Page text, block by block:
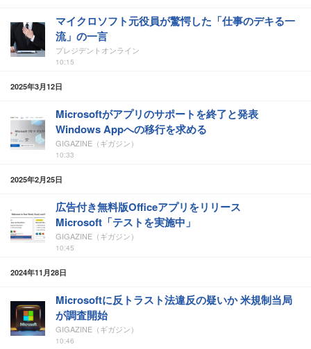
マイクロソフト元役員が驚愕した「仕事のデキる一
流」の一言
プレジデントオンライン
10:15
2025年3月12日
Microsoftがアプリのサポートを終了と発表
Windows Appへの移行を求める
GIGAZINE（ギガジン）
10:33
2025年2月25日
広告付き無料版Officeアプリをリリース
Microsoft「テストを実施中」
GIGAZINE（ギガジン）
10:45
2024年11月28日
Microsoftに反トラスト法違反の疑いか 米規制当局
が調査開始
GIGAZINE（ギガジン）
10:46